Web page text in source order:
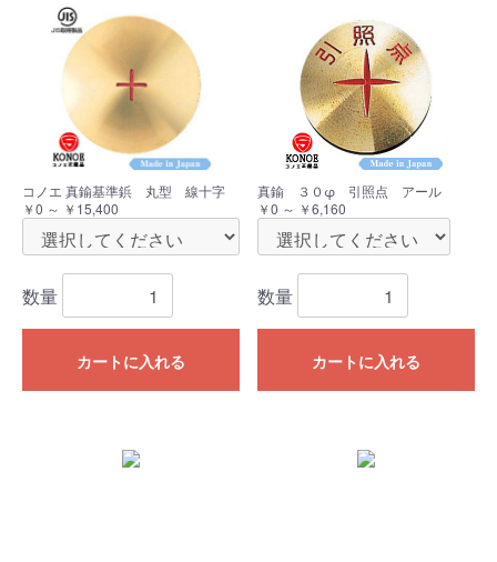
コノエ 真鍮基準鋲 丸型 線十字
￥0 ～ ￥15,400
数量
カートに入れる
真鍮 ３０φ 引照点 アール
￥0 ～ ￥6,160
数量
カートに入れる